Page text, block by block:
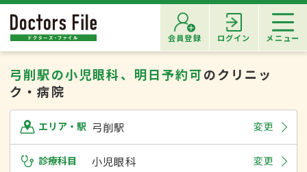
会員登録 ログイン メニュー
弓削駅の小児眼科、明日予約可のクリニッ
ク・病院
エリア・駅 弓削駅 変更
診療科目 小児眼科 変更